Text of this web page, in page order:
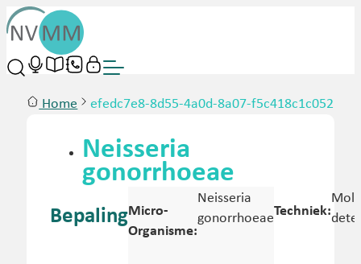
Home efedc7e8-8d55-4a0d-8a07-f5c418c1c052
Neisseria
gonorrhoeae
BepalingMicro-
Organisme:
Neisseria
gonorrhoeaeTechniek: